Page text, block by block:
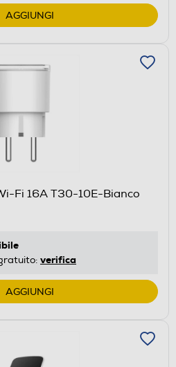
AGGIUNGI
Fi 16A T30-10E-Bianco
verifica
AGGIUNGI